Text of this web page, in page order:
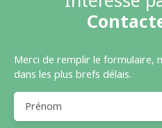
Merci de remplir le formulaire,
dans les plus brefs délais.
Prénom